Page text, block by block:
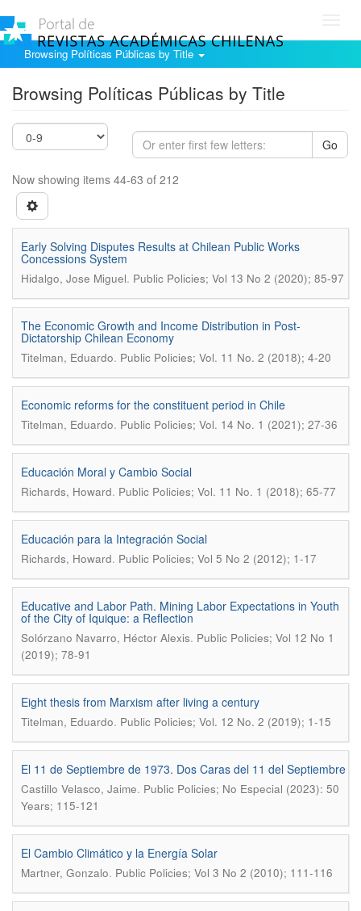
Browsing Políticas Públicas by Title
Browsing Políticas Públicas by Title
Go
Now showing items 44-63 of 212
Early Solving Disputes Results at Chilean Public Works
Concessions System
Hidalgo, Jose Miguel. Public Policies; Vol 13 No 2 (2020); 85-97
The Economic Growth and Income Distribution in Post-
Dictatorship Chilean Economy
Titelman, Eduardo. Public Policies; Vol. 11 No. 2 (2018); 4-20
Economic reforms for the constituent period in Chile
Titelman, Eduardo. Public Policies; Vol. 14 No. 1 (2021); 27-36
Educación Moral y Cambio Social
Richards, Howard. Public Policies; Vol. 11 No. 1 (2018); 65-77
Educación para la Integración Social
Richards, Howard. Public Policies; Vol 5 No 2 (2012); 1-17
Educative and Labor Path. Mining Labor Expectations in Youth
of the City of Iquique: a Reflection
Solórzano Navarro, Héctor Alexis. Public Policies; Vol 12 No 1
(2019); 78-91
Eight thesis from Marxism after living a century
Titelman, Eduardo. Public Policies; Vol. 12 No. 2 (2019); 1-15
El 11 de Septiembre de 1973. Dos Caras del 11 del Septiembre
Castillo Velasco, Jaime. Public Policies; No Especial (2023): 50
Years; 115-121
El Cambio Climático y la Energía Solar
Martner, Gonzalo. Public Policies; Vol 3 No 2 (2010); 111-116